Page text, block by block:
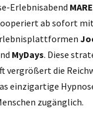
Erlebnisabend
ab sofort
MyDays. Diese
vergrößert die
einzigartige
zugänglich.